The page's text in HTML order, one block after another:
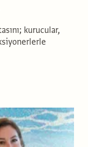
kurucular,